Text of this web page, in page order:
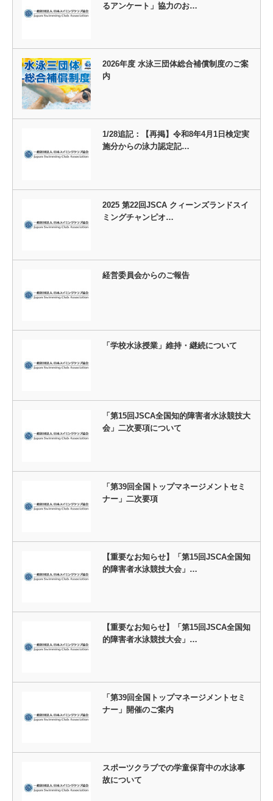
るアンケート」協力のお…
2026年度 水泳三団体総合補償制度のご案
内
1/28追記：【再掲】令和8年4月1日検定実
施分からの泳力認定記…
2025 第22回JSCA クィーンズランドスイ
ミングチャンピオ…
経営委員会からのご報告
「学校水泳授業」維持・継続について
「第15回JSCA全国知的障害者水泳競技大
会」二次要項について
「第39回全国トップマネージメントセミ
ナー」二次要項
【重要なお知らせ】「第15回JSCA全国知
的障害者水泳競技大会」…
【重要なお知らせ】「第15回JSCA全国知
的障害者水泳競技大会」…
「第39回全国トップマネージメントセミ
ナー」開催のご案内
スポーツクラブでの学童保育中の水泳事
故について